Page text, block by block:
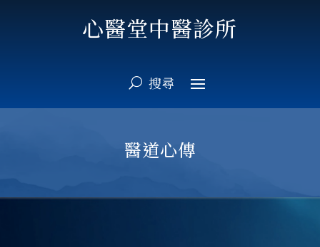
心醫堂中醫診所
醫道心傳